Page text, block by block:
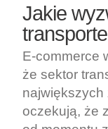
Jakie
E-commerce
że sektor
największych
oczekują, że